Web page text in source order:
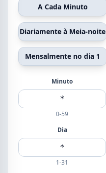
A Cada Minuto
Diariamente à Meia-noite
Mensalmente no dia 1
Minuto
0-59
Dia
1-31